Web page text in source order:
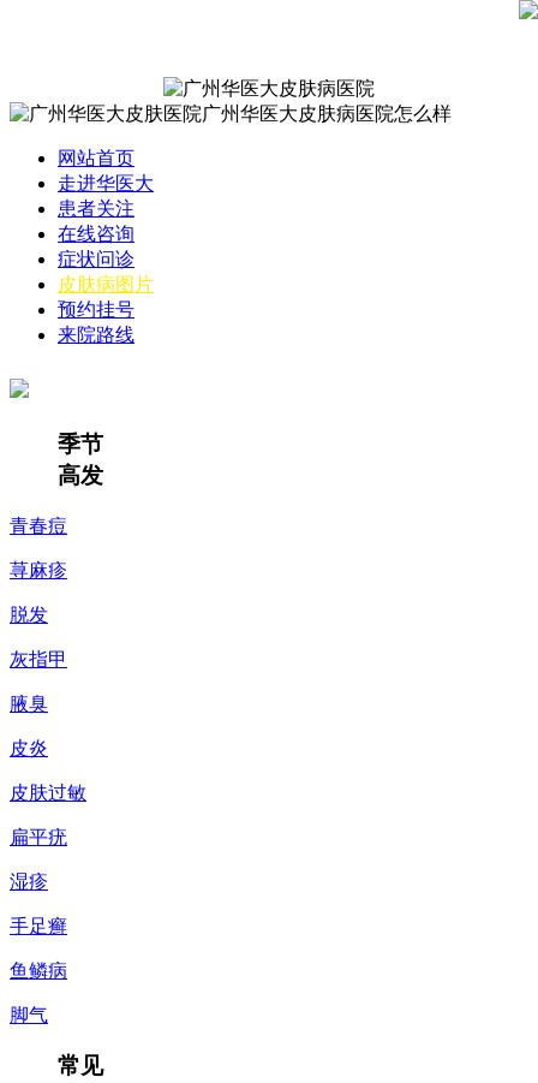
网站首页
走进华医大
患者关注
在线咨询
症状问诊
皮肤病图片
预约挂号
来院路线
季节
高发
青春痘
荨麻疹
脱发
灰指甲
腋臭
皮炎
皮肤过敏
扁平疣
湿疹
手足癣
鱼鳞病
脚气
常见